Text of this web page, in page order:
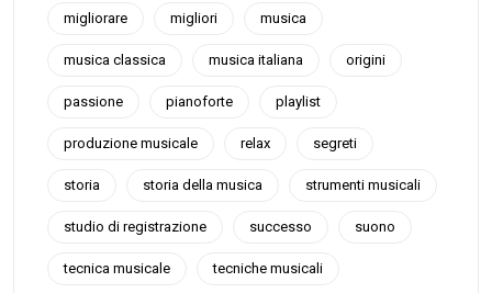
migliorare migliori musica
musica classica musica italiana origini
passione pianoforte playlist
produzione musicale relax segreti
storia storia della musica strumenti musicali
studio di registrazione successo suono
tecnica musicale tecniche musicali